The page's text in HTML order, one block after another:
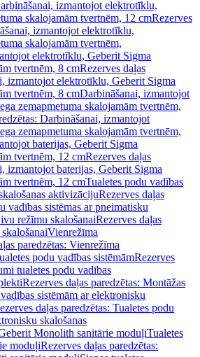
izmantojot elektrotīklu,
skalojamām tvertnēm, 12 cmRezerves
izmantojot elektrotīklu,
skalojamām tvertnēm,
elektrotīklu, Geberit Sigma
tvertnēm, 8 cmRezerves daļas
izmantojot elektrotīklu, Geberit Sigma
tvertnēm, 8 cmDarbināšanai, izmantojot
zemapmetuma skalojamām tvertnēm,
Darbināšanai, izmantojot
zemapmetuma skalojamām tvertnēm,
baterijas, Geberit Sigma
tvertnēm, 12 cmRezerves daļas
izmantojot baterijas, Geberit Sigma
tvertnēm, 12 cmTualetes podu vadības
aktivizācijuRezerves daļas
vadības sistēmas ar pneimatisku
režīmu skalošanaiRezerves daļas
Vienrežīma
paredzētas: Vienrežīma
podu vadības sistēmāmRezerves
tualetes podu vadības
Rezerves daļas paredzētas: Montāžas
sistēmām ar elektronisku
daļas paredzētas: Tualetes podu
skalošanas
Monolith sanitārie moduļiTualetes
moduļiRezerves daļas paredzētas: